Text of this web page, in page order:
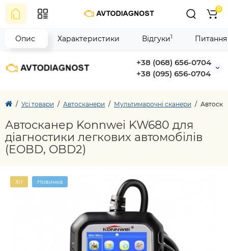
+38 (068) 656-0704
+38 (095) 656-0704
0
Усі товари Автосканери Мультимарочні сканери
Автосканер Konnwei KW680 для
діагностики легкових автомобілів
(EOBD, OBD2)
Хіт Новинка
Опис Характеристики Відгуки1 Питання